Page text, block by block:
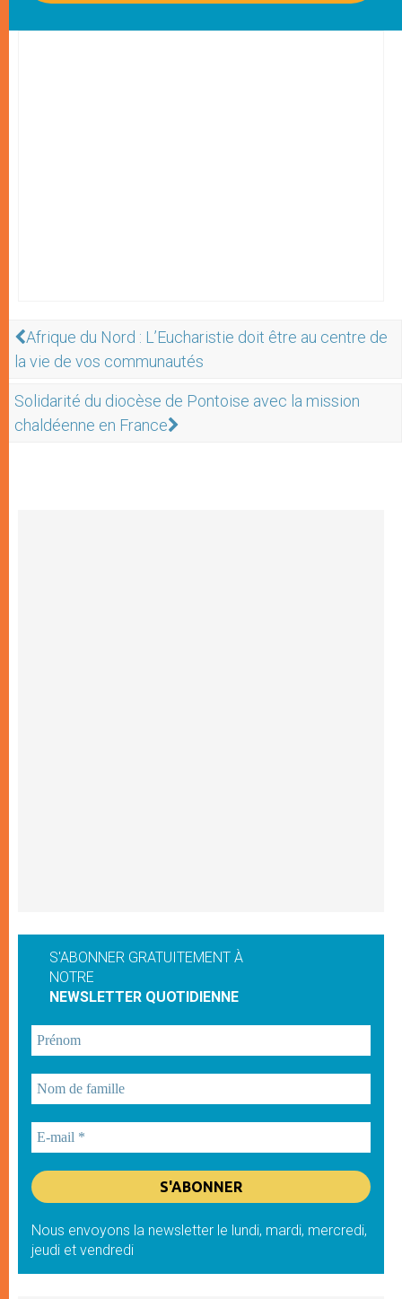
Afrique du Nord : L’Eucharistie doit être au centre de
la vie de vos communautés
Solidarité du diocèse de Pontoise avec la mission
chaldéenne en France
S'ABONNER GRATUITEMENT À
NOTRE
NEWSLETTER QUOTIDIENNE
Nous envoyons la newsletter le lundi, mardi, mercredi,
jeudi et vendredi